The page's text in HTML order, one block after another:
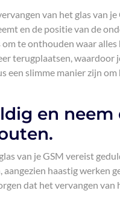
van het glas van
en de positie van de
te onthouden waar
terugplaatsen,
een slimme manier zijn
en
van je GSM vereist
aangezien haastig
dat het vervangen